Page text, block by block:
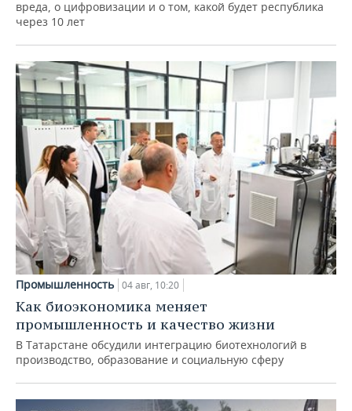
вреда, о цифровизации и о том, какой будет республика
через 10 лет
Промышленность 04 авг, 10:20
Как биоэкономика меняет
промышленность и качество жизни
В Татарстане обсудили интеграцию биотехнологий в
производство, образование и социальную сферу